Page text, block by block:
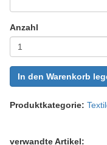
Anzahl
In den Warenkorb
Produktkategorie:
verwandte Artikel: